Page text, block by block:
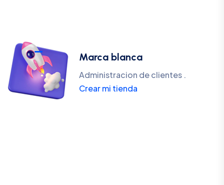
Marca blanca
Administracion de clientes .
Crear mi tienda